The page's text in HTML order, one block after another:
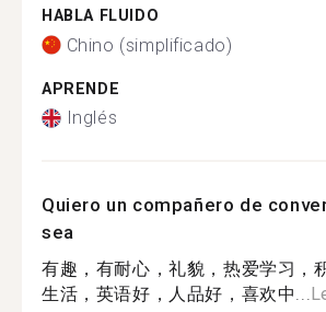
HABLA FLUIDO
Chino (simplificado)
APRENDE
Inglés
Quiero un compañero de
sea
有趣，有耐心，礼貌，热爱学习，
生活，英语好，人品好，喜欢中...